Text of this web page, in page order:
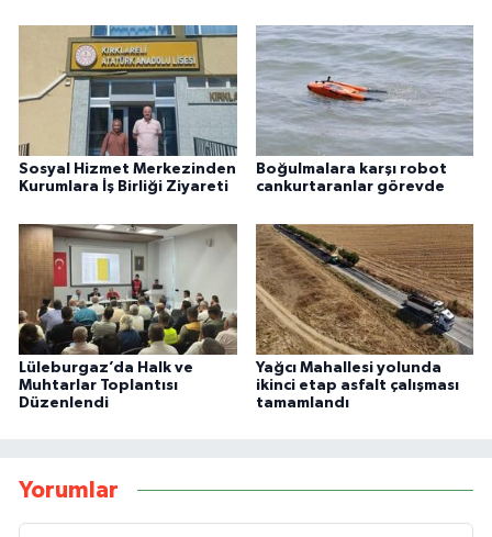
Sosyal Hizmet Merkezinden
Kurumlara İş Birliği Ziyareti
Boğulmalara karşı robot
cankurtaranlar görevde
Lüleburgaz’da Halk ve
Muhtarlar Toplantısı
Düzenlendi
Yağcı Mahallesi yolunda
ikinci etap asfalt çalışması
tamamlandı
Yorumlar